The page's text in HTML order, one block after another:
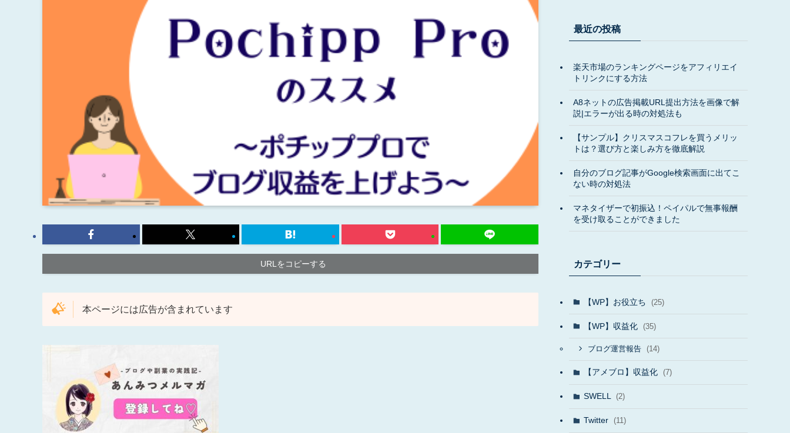
URLをコピーする
本ページには広告が含まれています
最近の投稿
楽天市場のランキングページをアフィリエイ
トリンクにする方法
A8ネットの広告掲載URL提出方法を画像で解
説|エラーが出る時の対処法も
【サンプル】クリスマスコフレを買うメリッ
トは？選び方と楽しみ方を徹底解説
自分のブログ記事がGoogle検索画面に出てこ
ない時の対処法
マネタイザーで初振込！ペイパルで無事報酬
を受け取ることができました
カテゴリー
【WP】お役立ち (25)
【WP】収益化 (35)
ブログ運営報告 (14)
【アメブロ】収益化 (7)
SWELL (2)
Twitter (11)